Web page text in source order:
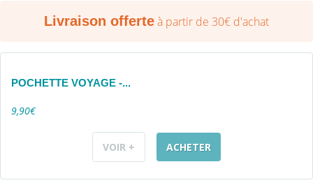
Livraison offerteà partir de 30€ d'achat
POCHETTE VOYAGE -...
9,90€
VOIR + ACHETER